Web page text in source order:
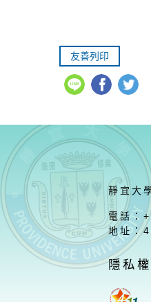
友善列印
靜宜大
電話：
地址：
隱私